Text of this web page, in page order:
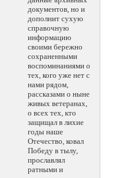
документов, но и
дополнит сухую
справочную
информацию
своими бережно
сохраненными
воспоминаниями о
тех, кого уже нет с
нами рядом,
рассказами о ныне
живых ветеранах,
о всех тех, кто
защищал в лихие
годы наше
Отечество, ковал
Победу в тылу,
прославлял
ратными и